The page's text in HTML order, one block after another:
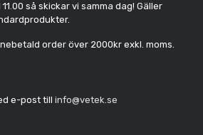
så skickar vi samma dag! Gäller
order över 2000kr exkl. moms.
e-post till info@vetek.se